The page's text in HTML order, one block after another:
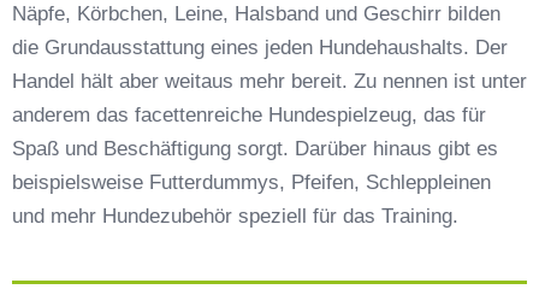
Näpfe, Körbchen, Leine, Halsband und Geschirr bilden
die Grundausstattung eines jeden Hundehaushalts. Der
Handel hält aber weitaus mehr bereit. Zu nennen ist unter
anderem das facettenreiche Hundespielzeug, das für
Spaß und Beschäftigung sorgt. Darüber hinaus gibt es
beispielsweise Futterdummys, Pfeifen, Schleppleinen
und mehr Hundezubehör speziell für das Training.